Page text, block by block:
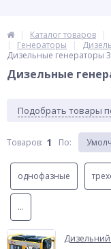
Каталог товаров
Генераторы
Дизельные генераторы
Дизельные
Подобрать товары
Товаров: 1 По:
однофазные
...
Дизельний